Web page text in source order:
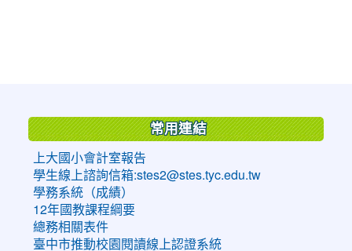
常用連結
上大國小會計室報告
學生線上諮詢信箱:stes2@stes.tyc.edu.tw
學務系統（成績）
12年國教課程綱要
總務相關表件
臺中市推動校園閱讀線上認證系統